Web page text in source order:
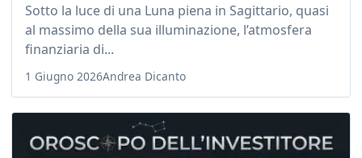
Sotto la luce di una Luna piena in Sagittario, quasi
al massimo della sua illuminazione, l’atmosfera
finanziaria di...
1 Giugno 2026Andrea Dicanto